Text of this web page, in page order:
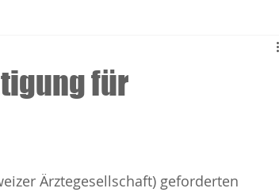
für
Ärztegesellschaft) geforderten